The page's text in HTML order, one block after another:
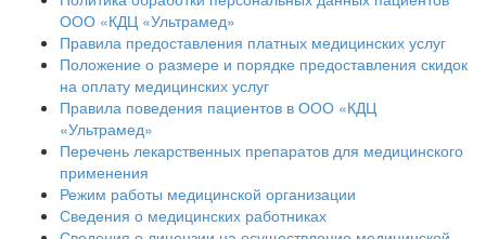
ООО «КДЦ «Ультрамед»
Правила предоставления платных медицинских услуг
Положение о размере и порядке предоставления скидок
на оплату медицинских услуг
Правила поведения пациентов в ООО «КДЦ
«Ультрамед»
Перечень лекарственных препаратов для медицинского
применения
Режим работы медицинской организации
Сведения о медицинских работниках